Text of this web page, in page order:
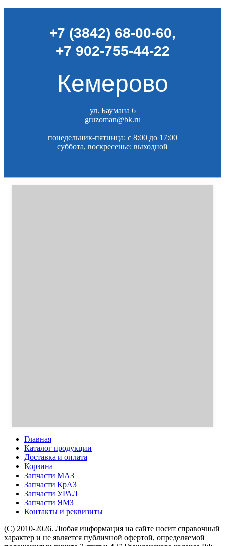
+7 (3842) 68-00-60,
+7 902-755-44-22
Кемерово
ул. Баумана 6
gruzoman@bk.ru
понедельник-пятница: c 8:00 до 17:00
суббота, воскресенье: выходной
Главная
Каталог продукции
Доставка и оплата
Корзина
Запчасти МАЗ
Запчасти КрАЗ
Запчасти УРАЛ
Запчасти ЯМЗ
Контакты и реквизиты
(C) 2010-2026. Любая информация на сайте носит справочный
характер и не является публичной офертой, определяемой